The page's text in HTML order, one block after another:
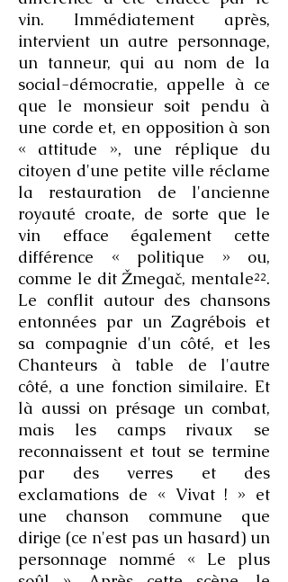
vin. Immédiatement après,
intervient un autre personnage,
un tanneur, qui au nom de la
social-démocratie, appelle à ce
que le monsieur soit pendu à
une corde et, en opposition à son
« attitude », une réplique du
citoyen d'une petite ville réclame
la restauration de l'ancienne
royauté croate, de sorte que le
vin efface également cette
différence « politique » ou,
comme le dit Žmegač, mentale²².
Le conflit autour des chansons
entonnées par un Zagrébois et
sa compagnie d'un côté, et les
Chanteurs à table de l'autre
côté, a une fonction similaire. Et
là aussi on présage un combat,
mais les camps rivaux se
reconnaissent et tout se termine
par des verres et des
exclamations de « Vivat ! » et
une chanson commune que
dirige (ce n'est pas un hasard) un
personnage nommé « Le plus